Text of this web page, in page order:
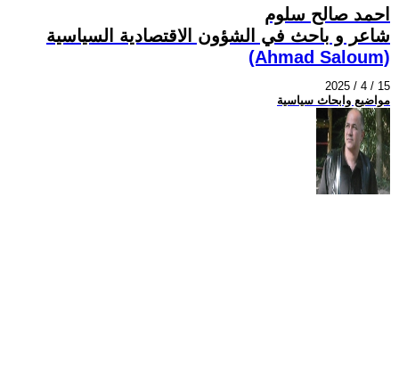
احمد صالح سلوم
شاعر و باحث في الشؤون الاقتصادية السياسية
(Ahmad Saloum)
2025 / 4 / 15
مواضيع وابحاث سياسية